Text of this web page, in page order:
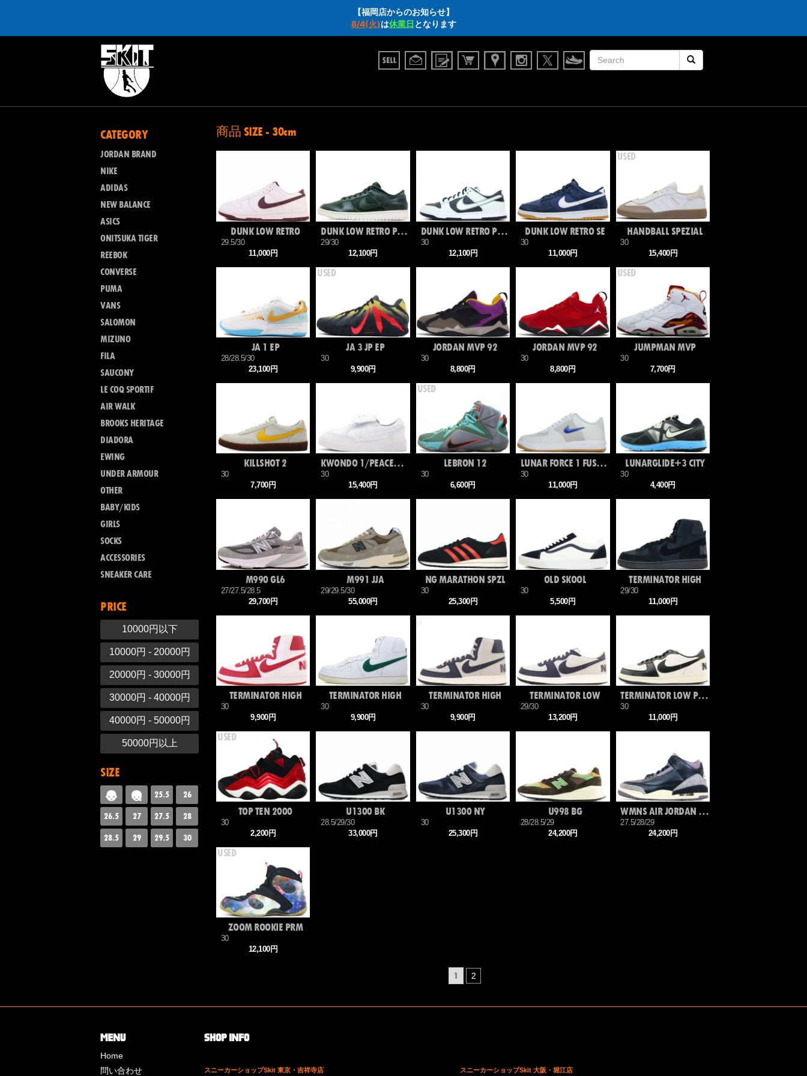
【福岡店からのお知らせ】
8/4(火)は休業日 となります
CATEGORY
JORDAN BRAND
NIKE
ADIDAS
NEW BALANCE
ASICS
ONITSUKA TIGER
REEBOK
CONVERSE
PUMA
VANS
SALOMON
MIZUNO
FILA
SAUCONY
LE COQ SPORTIF
AIR WALK
BROOKS HERITAGE
DIADORA
EWING
UNDER ARMOUR
OTHER
BABY/KIDS
GIRLS
SOCKS
ACCESSORIES
SNEAKER CARE
PRICE
10000円以下
10000円 - 20000円
20000円 - 30000円
30000円 - 40000円
40000円 - 50000円
50000円以上
SIZE
25.5
26
26.5
27 27.5
28
28.5
29 29.5 30
商品 SIZE - 30cm
DUNK LOW RETRO
29.5/30
11,000円
DUNK LOW RETRO PREMIUM
29/30
12,100円
DUNK LOW RETRO PREMIUM
30
12,100円
DUNK LOW RETRO SE
30
11,000円
HANDBALL SPEZIAL
30
15,400円
JA 1 EP
28/28.5/30
23,100円
JA 3 JP EP
30
9,900円
JORDAN MVP 92
30
8,800円
JORDAN MVP 92
30
8,800円
JUMPMAN MVP
30
7,700円
KILLSHOT 2
30
7,700円
KWONDO 1/PEACEMINUSONE
30
15,400円
LEBRON 12
30
6,600円
LUNAR FORCE 1 FUSE SP CLOT
30
11,000円
LUNARGLIDE+3 CITY
30
4,400円
M990 GL6
27/27.5/28.5
29,700円
M991 JJA
29/29.5/30
55,000円
NG MARATHON SPZL
30
25,300円
OLD SKOOL
30
5,500円
TERMINATOR HIGH
29/30
11,000円
TERMINATOR HIGH
30
9,900円
TERMINATOR HIGH
30
9,900円
TERMINATOR HIGH
30
9,900円
TERMINATOR LOW
29/30
13,200円
TERMINATOR LOW PRM
30
11,000円
TOP TEN 2000
30
2,200円
U1300 BK
28.5/29/30
33,000円
U1300 NY
30
25,300円
U998 BG
28/28.5/29
24,200円
WMNS AIR JORDAN 3 RETRO OG SP
27.5/28/29
24,200円
ZOOM ROOKIE PRM
30
12,100円
1 2
Home
問い合わせ
スニーカーショップSkit 東京・吉祥寺店 スニーカーショップSkit 大阪・堀江店